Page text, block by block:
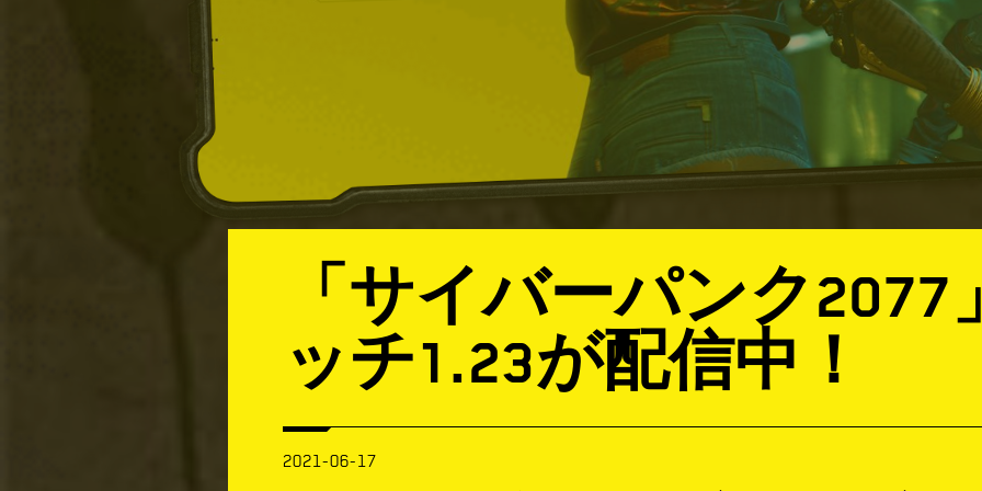
「サイバーパンク2077
ッチ1.23が配信中！
2021-06-17